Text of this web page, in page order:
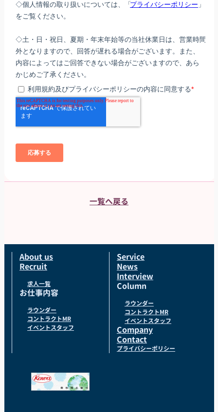
一覧へ戻る
About us
Recruit
求人一覧
お仕事内容
ラウンダー
コントラクトMR
イベントスタッフ
Service
News
Interview
Column
ラウンダー
コントラクトMR
イベントスタッフ
Company
Contact
プライバシーポリシー